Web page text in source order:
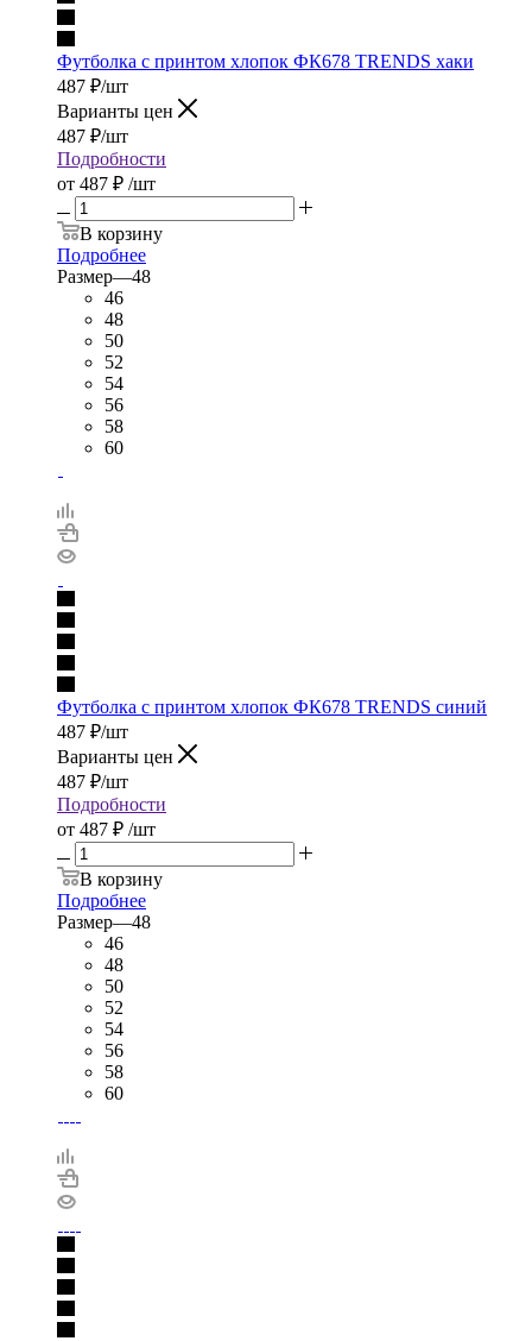
Футболка с принтом хлопок ФК678 TRENDS хаки
487 ₽/шт
Варианты цен
487 ₽/шт
Подробности
от 487 ₽ /шт
В корзину
Подробнее
Размер—48
46
48
50
52
54
56
58
60
Футболка с принтом хлопок ФК678 TRENDS синий
487 ₽/шт
Варианты цен
487 ₽/шт
Подробности
от 487 ₽ /шт
В корзину
Подробнее
Размер—48
46
48
50
52
54
56
58
60